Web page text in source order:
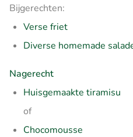
Bijgerechten:
Verse friet
Diverse homemade
Nagerecht
Huisgemaakte tiramisu
of
Chocomousse